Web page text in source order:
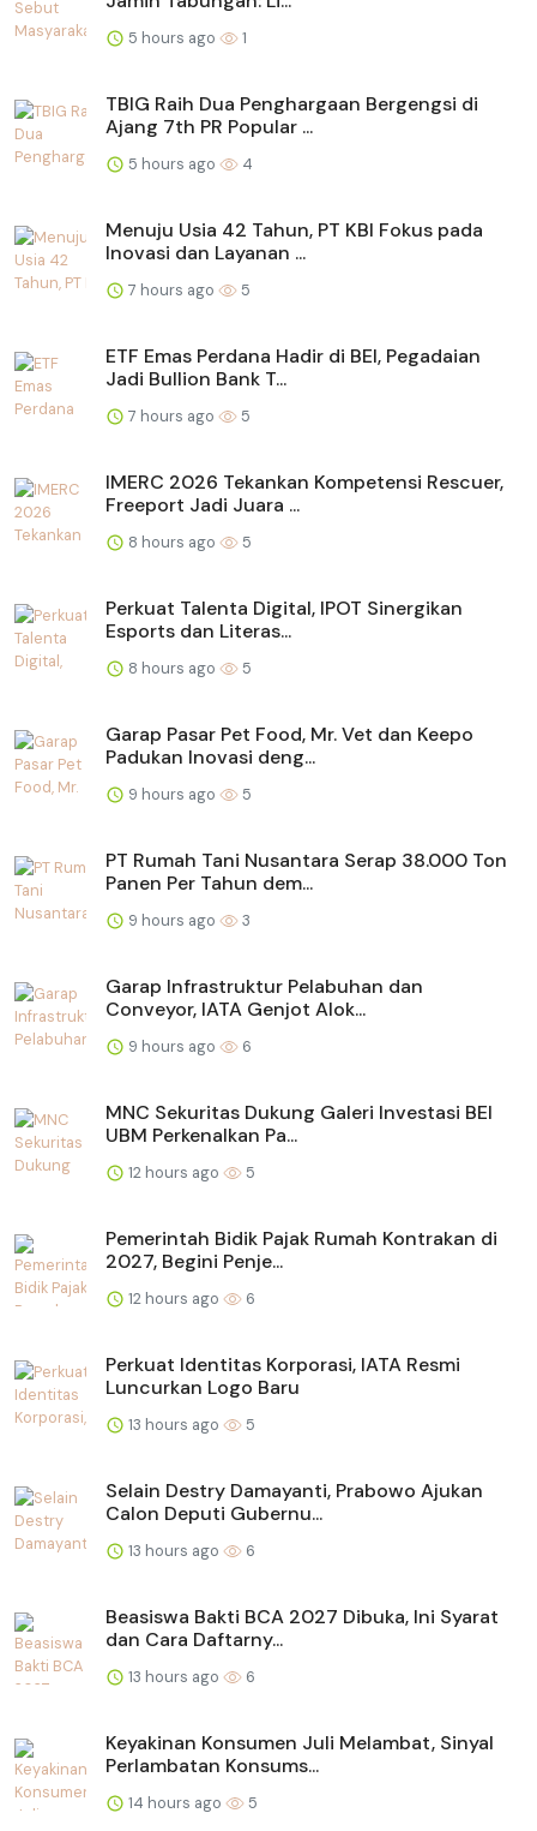
5 hours ago 1
TBIG Raih Dua Penghargaan Bergengsi di
Ajang 7th PR Popular ...
5 hours ago 4
Menuju Usia 42 Tahun, PT KBI Fokus pada
Inovasi dan Layanan ...
7 hours ago 5
ETF Emas Perdana Hadir di BEI, Pegadaian
Jadi Bullion Bank T...
7 hours ago 5
IMERC 2026 Tekankan Kompetensi Rescuer,
Freeport Jadi Juara ...
8 hours ago 5
Perkuat Talenta Digital, IPOT Sinergikan
Esports dan Literas...
8 hours ago 5
Garap Pasar Pet Food, Mr. Vet dan Keepo
Padukan Inovasi deng...
9 hours ago 5
PT Rumah Tani Nusantara Serap 38.000 Ton
Panen Per Tahun dem...
9 hours ago 3
Garap Infrastruktur Pelabuhan dan
Conveyor, IATA Genjot Alok...
9 hours ago 6
MNC Sekuritas Dukung Galeri Investasi BEI
UBM Perkenalkan Pa...
12 hours ago 5
Pemerintah Bidik Pajak Rumah Kontrakan di
2027, Begini Penje...
12 hours ago 6
Perkuat Identitas Korporasi, IATA Resmi
Luncurkan Logo Baru
13 hours ago 5
Selain Destry Damayanti, Prabowo Ajukan
Calon Deputi Gubernu...
13 hours ago 6
Beasiswa Bakti BCA 2027 Dibuka, Ini Syarat
dan Cara Daftarny...
13 hours ago 6
Keyakinan Konsumen Juli Melambat, Sinyal
Perlambatan Konsums...
14 hours ago 5